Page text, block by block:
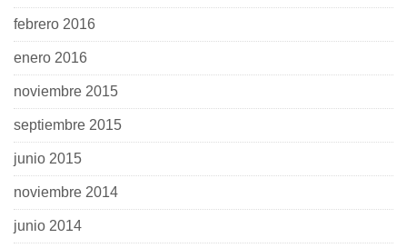
febrero 2016
enero 2016
noviembre 2015
septiembre 2015
junio 2015
noviembre 2014
junio 2014